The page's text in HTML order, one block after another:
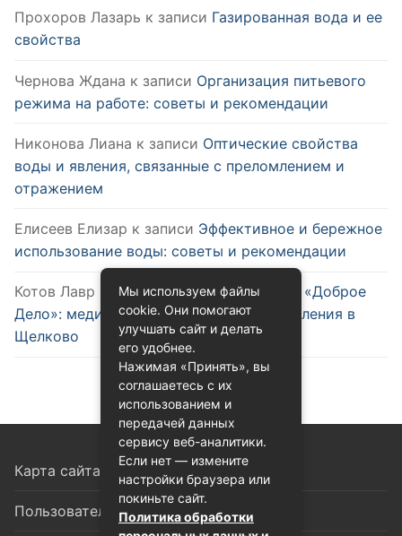
Прохоров Лазарь к записи Газированная вода и ее
свойства
Чернова Ждана к записи Организация питьевого
режима на работе: советы и рекомендации
Никонова Лиана к записи Оптические свойства
воды и явления, связанные с преломлением и
отражением
Елисеев Елизар к записи Эффективное и бережное
использование воды: советы и рекомендации
Котов Лавр к записиСемейная клиника «Доброе
Дело»: медицинский центр нового поколения в
Щелково
Карта сайта
Пользовательское соглашение
Мы используем файлы
cookie. Они помогают
улучшать сайт и делать
его удобнее.
Нажимая «Принять», вы
соглашаетесь с их
использованием и
передачей данных
сервису веб-аналитики.
Если нет — измените
настройки браузера или
покиньте сайт.
Политика обработки